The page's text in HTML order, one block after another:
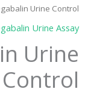
Urine Control
Urine Assay
Urine
Control